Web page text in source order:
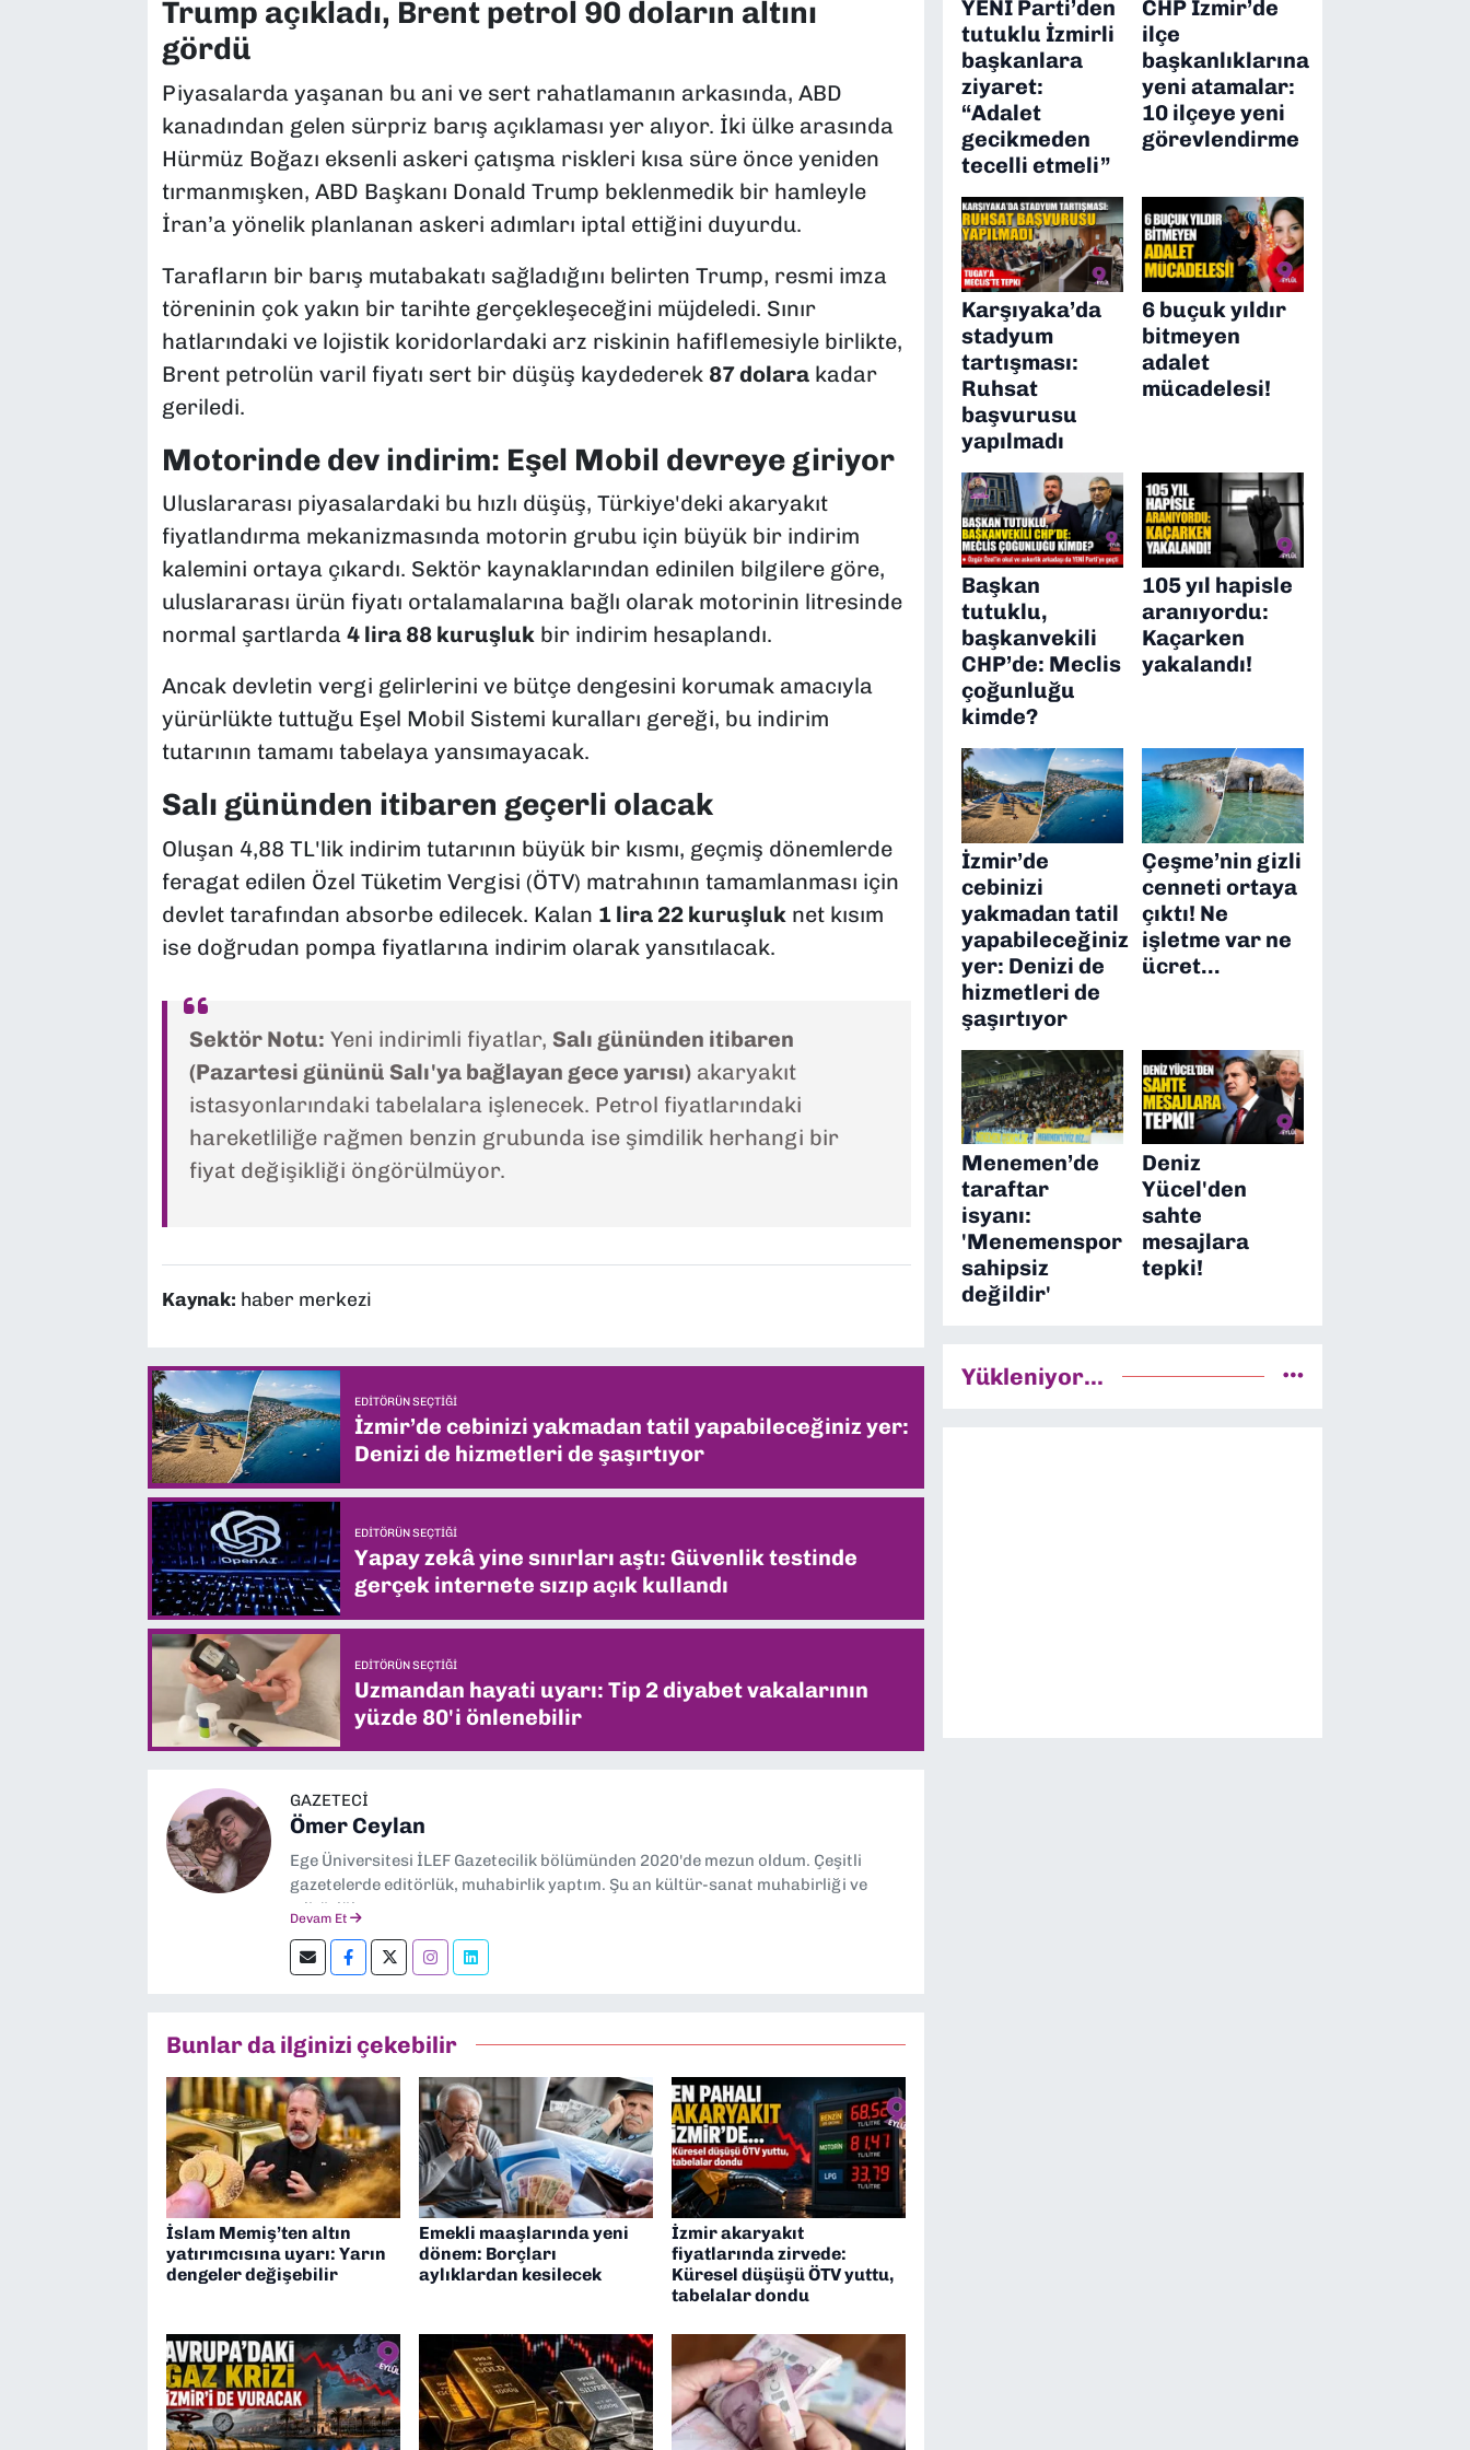
Trump açıkladı, Brent petrol 90 doların altını
gördü
Piyasalarda yaşanan bu ani ve sert rahatlamanın arkasında, ABD
kanadından gelen sürpriz barış açıklaması yer alıyor. İki ülke arasında
Hürmüz Boğazı eksenli askeri çatışma riskleri kısa süre önce yeniden
tırmanmışken, ABD Başkanı Donald Trump beklenmedik bir hamleyle
İran’a yönelik planlanan askeri adımları iptal ettiğini duyurdu.
Tarafların bir barış mutabakatı sağladığını belirten Trump, resmi imza
töreninin çok yakın bir tarihte gerçekleşeceğini müjdeledi. Sınır
hatlarındaki ve lojistik koridorlardaki arz riskinin hafiflemesiyle birlikte,
Brent petrolün varil fiyatı sert bir düşüş kaydederek 87 dolarakadar
geriledi.
Motorinde dev indirim: Eşel Mobil devreye giriyor
Uluslararası piyasalardaki bu hızlı düşüş, Türkiye'deki akaryakıt
fiyatlandırma mekanizmasında motorin grubu için büyük bir indirim
kalemini ortaya çıkardı. Sektör kaynaklarından edinilen bilgilere göre,
uluslararası ürün fiyatı ortalamalarına bağlı olarak motorinin litresinde
normal şartlarda 4 lira 88 kuruşlukbir indirim hesaplandı.
Ancak devletin vergi gelirlerini ve bütçe dengesini korumak amacıyla
yürürlükte tuttuğu Eşel Mobil Sistemi kuralları gereği, bu indirim
tutarının tamamı tabelaya yansımayacak.
Salı gününden itibaren geçerli olacak
Oluşan 4,88 TL'lik indirim tutarının büyük bir kısmı, geçmiş dönemlerde
feragat edilen Özel Tüketim Vergisi (ÖTV) matrahının tamamlanması için
devlet tarafından absorbe edilecek. Kalan 1 lira 22 kuruşluknet kısım
ise doğrudan pompa fiyatlarına indirim olarak yansıtılacak.
Sektör Notu: Yeni indirimli fiyatlar, Salı gününden itibaren
(Pazartesi gününü Salı'ya bağlayan gece yarısı)akaryakıt
istasyonlarındaki tabelalara işlenecek. Petrol fiyatlarındaki
hareketliliğe rağmen benzin grubunda ise şimdilik herhangi bir
fiyat değişikliği öngörülmüyor.
Kaynak: haber merkezi
EDITÖRÜN SEÇTIĞI
İzmir’de cebinizi yakmadan tatil yapabileceğiniz yer:
Denizi de hizmetleri de şaşırtıyor
EDITÖRÜN SEÇTIĞI
Yapay zekâ yine sınırları aştı: Güvenlik testinde
gerçek internete sızıp açık kullandı
EDITÖRÜN SEÇTIĞI
Uzmandan hayati uyarı: Tip 2 diyabet vakalarının
yüzde 80'i önlenebilir
GAZETECİ
Ömer Ceylan
Ege Üniversitesi İLEF Gazetecilik bölümünden 2020'de mezun oldum. Çeşitli
gazetelerde editörlük, muhabirlik yaptım. Şu an kültür-sanat muhabirliği ve
editörlük yapıyorum.
Devam Et
Bunlar da ilginizi çekebilir
İslam Memiş’ten altın
yatırımcısına uyarı: Yarın
dengeler değişebilir
Emekli maaşlarında yeni
dönem: Borçları
aylıklardan kesilecek
İzmir akaryakıt
fiyatlarında zirvede:
Küresel düşüşü ÖTV yuttu,
tabelalar dondu
YENİ Parti’den
tutuklu İzmirli
başkanlara
ziyaret:
“Adalet
gecikmeden
tecelli etmeli”
CHP İzmir’de
ilçe
başkanlıklarına
yeni atamalar:
10 ilçeye yeni
görevlendirme
Karşıyaka’da
stadyum
tartışması:
Ruhsat
başvurusu
yapılmadı
6 buçuk yıldır
bitmeyen
adalet
mücadelesi!
Başkan
tutuklu,
başkanvekili
CHP’de: Meclis
çoğunluğu
kimde?
105 yıl hapisle
aranıyordu:
Kaçarken
yakalandı!
İzmir’de
cebinizi
yakmadan tatil
yapabileceğiniz
yer: Denizi de
hizmetleri de
şaşırtıyor
Çeşme’nin gizli
cenneti ortaya
çıktı! Ne
işletme var ne
ücret…
Menemen’de
taraftar
isyanı:
'Menemenspor
sahipsiz
değildir'
Deniz
Yücel'den
sahte
mesajlara
tepki!
Yükleniyor...